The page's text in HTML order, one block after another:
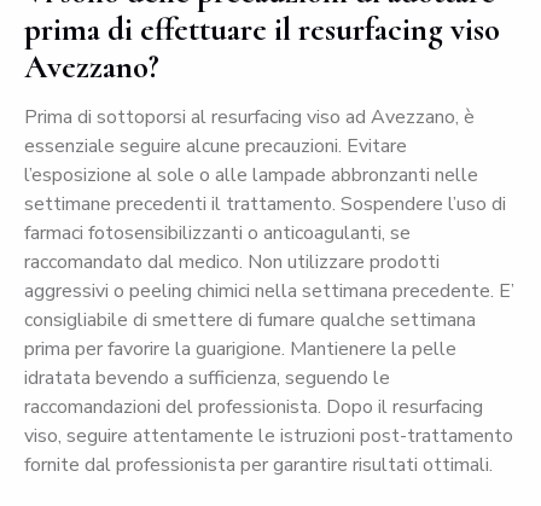
prima di effettuare il resurfacing viso
Avezzano?
Prima di sottoporsi al resurfacing viso ad Avezzano, è
essenziale seguire alcune precauzioni. Evitare
l’esposizione al sole o alle lampade abbronzanti nelle
settimane precedenti il trattamento. Sospendere l’uso di
farmaci fotosensibilizzanti o anticoagulanti, se
raccomandato dal medico. Non utilizzare prodotti
aggressivi o peeling chimici nella settimana precedente. E’
consigliabile di smettere di fumare qualche settimana
prima per favorire la guarigione. Mantienere la pelle
idratata bevendo a sufficienza, seguendo le
raccomandazioni del professionista. Dopo il resurfacing
viso, seguire attentamente le istruzioni post-trattamento
fornite dal professionista per garantire risultati ottimali.